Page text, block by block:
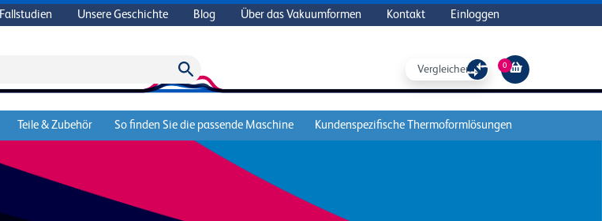
Fallstudien Unsere Geschichte Blog Über das Vakuumformen Kontakt Einloggen
Vergleichen Sie 0
Teile & Zubehör So finden Sie die passende Maschine Kundenspezifische Thermoformlösungen